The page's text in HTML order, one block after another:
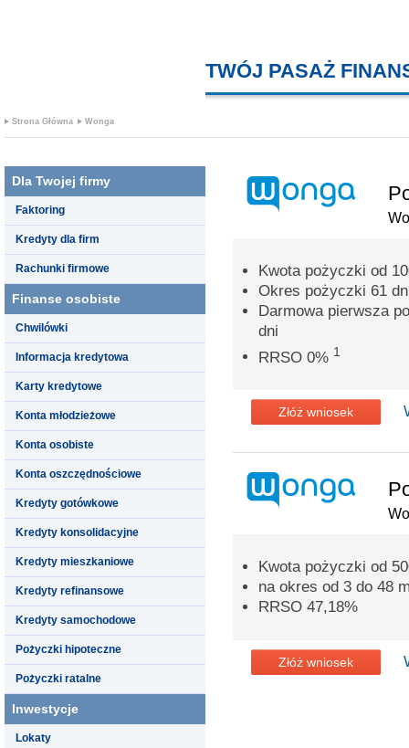
TWÓJ PASAŻ
Strona Główna Wonga
Dla Twojej firmy
Faktoring
Kredyty dla firm
Rachunki firmowe
Finanse osobiste
Chwilówki
Informacja kredytowa
Karty kredytowe
Konta młodzieżowe
Konta osobiste
Konta oszczędnościowe
Kredyty gotówkowe
Kredyty konsolidacyjne
Kredyty mieszkaniowe
Kredyty refinansowe
Kredyty samochodowe
Pożyczki hipoteczne
Pożyczki ratalne
Inwestycje
Lokaty
Kwota pożyczki od
Okres pożyczki 61
Darmowa pierwsza
dni
RRSO 0% 1
Złóż wniosek
Kwota pożyczki od
na okres od 3 do 48
RRSO 47,18%
Złóż wniosek